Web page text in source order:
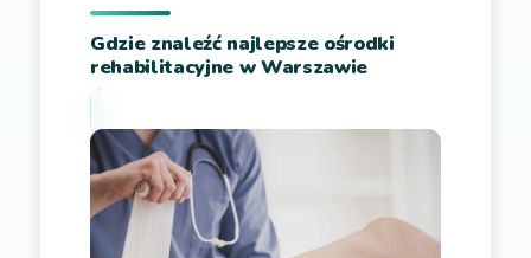
Gdzie znaleźć najlepsze ośrodki
rehabilitacyjne w Warszawie